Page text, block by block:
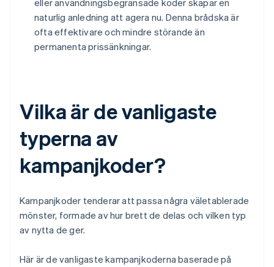
eller användningsbegränsade koder skapar en
naturlig anledning att agera nu. Denna brådska är
ofta effektivare och mindre störande än
permanenta prissänkningar.
Vilka är de vanligaste
typerna av
kampanjkoder?
Kampanjkoder tenderar att passa några väletablerade
mönster, formade av hur brett de delas och vilken typ
av nytta de ger.
Här är de vanligaste kampanjkoderna baserade på